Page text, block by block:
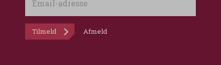
adresse
Tilmeld Afmeld